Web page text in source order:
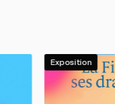
Exposition